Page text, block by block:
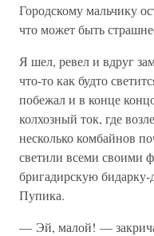
Городскому мальчику
что может быть
Я шел, ревел и вдруг
что-то как будто
побежал и в конце
колхозный ток, где
несколько комбайнов
светили всеми своими
бригадирскую бидарку-
Пупика.
— Эй, малой! —